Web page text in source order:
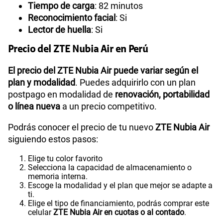
Tiempo de carga: 82 minutos
Reconocimiento facial : Si
Lector de huella: Si
Precio del ZTE Nubia Air en Perú
El precio del ZTE Nubia Air puede variar según el
plan y modalidad. Puedes adquirirlo con un plan
postpago en modalidad de renovación, portabilidad
o línea nueva a un precio competitivo.
Podrás conocer el precio de tu nuevoZTE Nubia Air
siguiendo estos pasos:
Elige tu color favorito
Selecciona la capacidad de almacenamiento o
memoria interna.
Escoge la modalidad y el plan que mejor se adapte a
ti.
Elige el tipo de financiamiento, podrás comprar este
celularZTE Nubia Air en cuotas o al contado.